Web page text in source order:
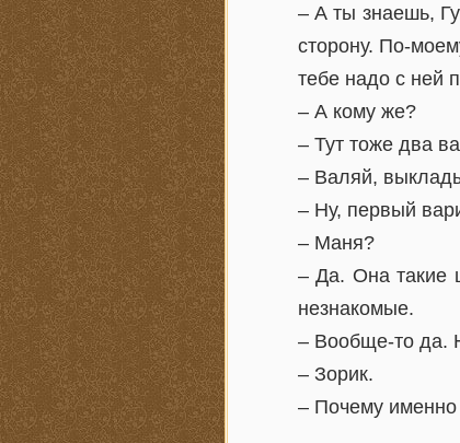
– А ты знаешь,
сторону. По-
тебе надо с ней
– А кому же?
– Тут тоже два
– Валяй,
– Ну, первый
– Маня?
– Да. Она такие
незнакомые.
– Вообще-то да.
– Зорик.
– Почему именно